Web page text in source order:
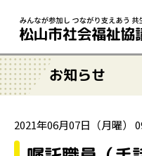
お知らせ
2021年06月07日（月曜）